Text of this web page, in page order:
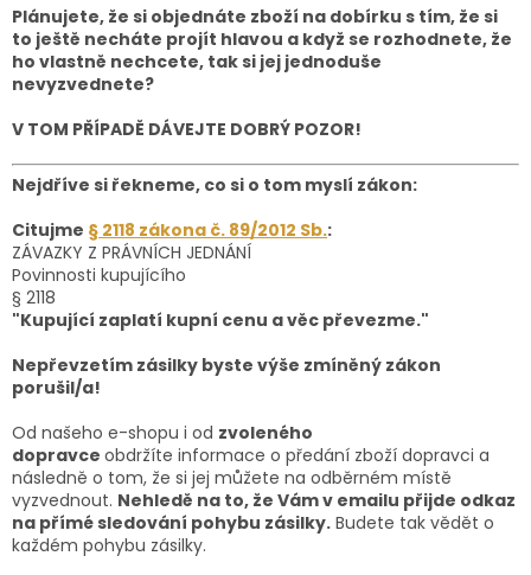
Plánujete, že si objednáte zboží na dobírku s tím, že si
to ještě necháte projít hlavou a když se rozhodnete, že
ho vlastně nechcete, tak si jej jednoduše
nevyzvednete?
V TOM PŘÍPADĚ DÁVEJTE DOBRÝ POZOR!
Nejdříve si řekneme, co si o tom myslí zákon:
Citujme § 2118 zákona č. 89/2012 Sb.:
ZÁVAZKY Z PRÁVNÍCH JEDNÁNÍ
Povinnosti kupujícího
§ 2118
"Kupující zaplatí kupní cenu a věc převezme."
Nepřevzetím zásilky byste výše zmíněný zákon
porušil/a!
Od našeho e-shopu i od zvoleného
dopravce obdržíte informace o předání zboží dopravci a
následně o tom, že si jej můžete na odběrném místě
vyzvednout. Nehledě na to, že Vám v emailu přijde odkaz
na přímé sledování pohybu zásilky. Budete tak vědět o
každém pohybu zásilky.